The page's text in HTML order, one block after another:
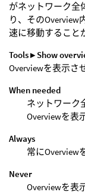
がネットワーク全
り、その
速に移動すること
Tools ▸ Show
Overviewを表示さ
When needed
ネットワーク
Overviewを表
Always
常にOverview
Never
Overviewを表